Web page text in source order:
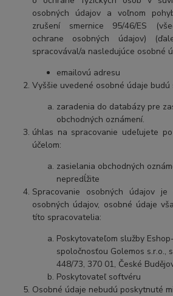
osobných údajov a voľnom
zrušení smernice 95/46/ES
ochrane osobných údajov)
spracovával/a nasledujúce osobné
emailovú adresu
Vyššie uvedené osobné údaje budú
zaradenia do databázy pre
obchodných oznámení.
úhlas na spracovanie udeľujete
účelom:
zasielania obchodných
nepredĺžite
Spracovanie osobných údajov je
osobných údajov, osobné údaje
títo spracovatelia:
Poskytovateľom služby
spoločnosťou Golemos s.r.o.,
448/73, 370 01, České
Poskytovateľ softvéru
Osobné údaje nebudú poskytnuté